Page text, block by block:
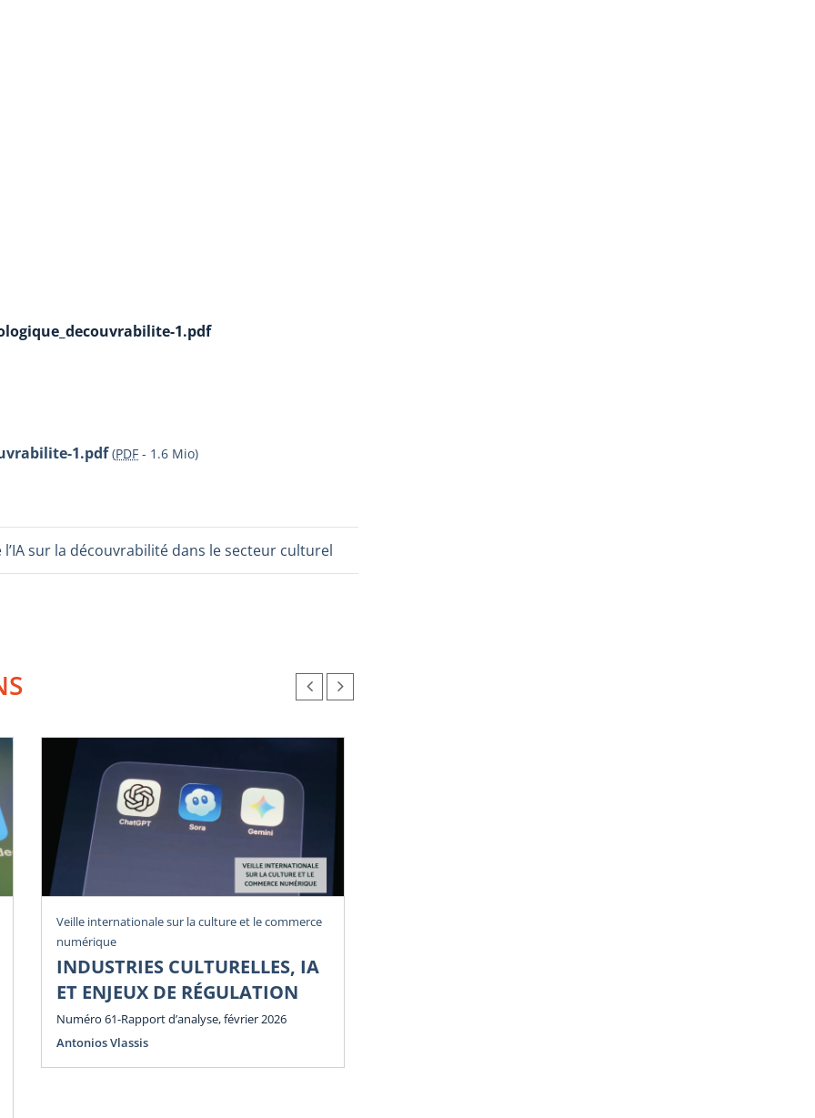
1.pdf
1.pdf (PDF - 1.6 Mio)
sur la découvrabilité dans le secteur culturel
Veille internationale sur la culture et le commerce
numérique
INDUSTRIES CULTURELLES, IA
ET ENJEUX DE RÉGULATION
Numéro 61-Rapport d’analyse, février 2026
Antonios Vlassis